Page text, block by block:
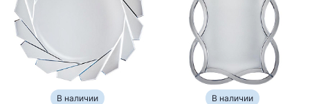
В наличии В наличии